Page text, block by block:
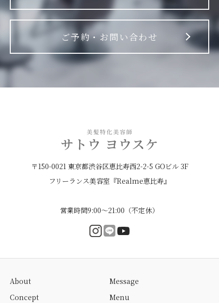
ご予約・お問い合わせ
〒150-0021 東京都渋谷区恵比寿西2-2-5 GOビル 3F
フリーランス美容室『Realme恵比寿』
営業時間9:00〜21:00（不定休）
About
Message
Concept
Menu